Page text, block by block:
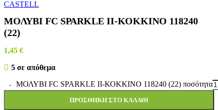
ΜΟΛΥΒΙ FC SΡΑRΚLΕ ΙΙ-ΚΟΚΚΙΝΟ 118240
(22)
1,45 €
5 σε απόθεμα
ΜΟΛΥΒΙ FC SΡΑRΚLΕ ΙΙ-ΚΟΚΚΙΝΟ 118240 (22) ποσότητα
ΠΡΟΣΘΉΚΗ ΣΤΟ ΚΑΛΆΘΙ